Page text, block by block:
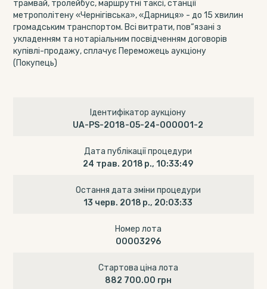
трамвай, тролейбус, маршрутні таксі, станції
метрополітену «Чернігівська», «Дарниця» - до 15 хвилин
громадським транспортом. Всі витрати, пов“язані з
укладенням та нотаріальним посвідченням договорів
купівлі-продажу, сплачує Переможець аукціону
(Покупець)
Ідентифікатор аукціону
UA-PS-2018-05-24-000001-2
Дата публікації процедури
24 трав. 2018 р., 10:33:49
Остання дата зміни процедури
13 черв. 2018 р., 20:03:33
Номер лота
00003296
Стартова ціна лота
882 700.00 грн